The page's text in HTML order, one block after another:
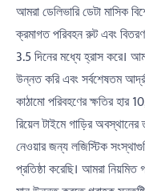
আমরা ডেলিভারি ডেটা মাসিক
ক্রমাগত পরিবহন রুট এবং
3.5 দিনের মধ্যে হ্রাস করে।
উন্নত করি এবং সর্বশেষতম
কাঠামো পরিবহণের ক্ষতির
রিয়েল টাইমে গাড়ির
নেওয়ার জন্য লজিস্টিক
প্রতিষ্ঠা করেছি। আমরা